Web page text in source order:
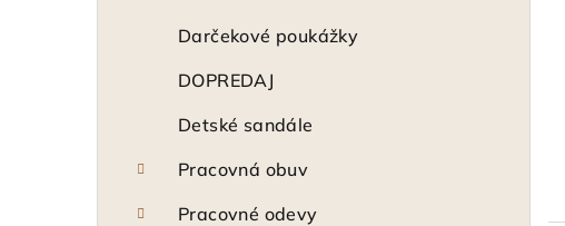
Darčekové poukážky
DOPREDAJ
Detské sandále
Pracovná obuv
Pracovné odevy